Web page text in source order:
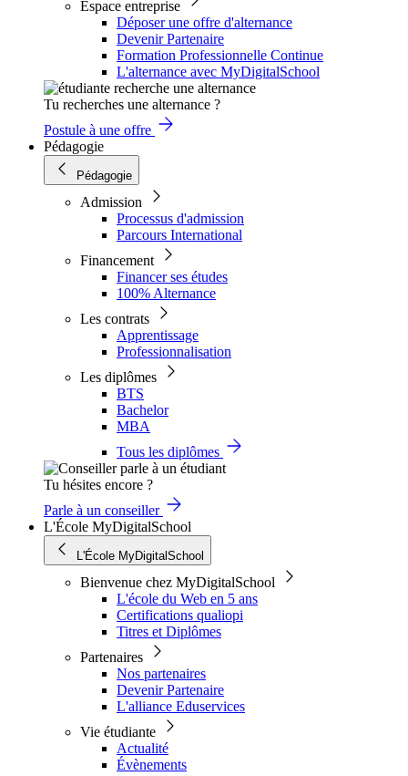
Espace entreprise
Déposer une offre d'alternance
Devenir Partenaire
Formation Professionnelle Continue
L'alternance avec MyDigitalSchool
Tu recherches une alternance ?
Postule à une offre
Pédagogie
Pédagogie
Admission
Processus d'admission
Parcours International
Financement
Financer ses études
100% Alternance
Les contrats
Apprentissage
Professionnalisation
Les diplômes
BTS
Bachelor
MBA
Tous les diplômes
Tu hésites encore ?
Parle à un conseiller
L'École MyDigitalSchool
L'École MyDigitalSchool
Bienvenue chez MyDigitalSchool
L'école du Web en 5 ans
Certifications qualiopi
Titres et Diplômes
Partenaires
Nos partenaires
Devenir Partenaire
L'alliance Eduservices
Vie étudiante
Actualité
Évènements